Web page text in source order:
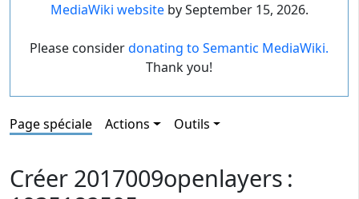
MediaWiki websiteby September 15, 2026.
Please considerdonating to Semantic MediaWiki.
Thank you!
Page spéciale Actions Outils
Créer 2017009openlayers :